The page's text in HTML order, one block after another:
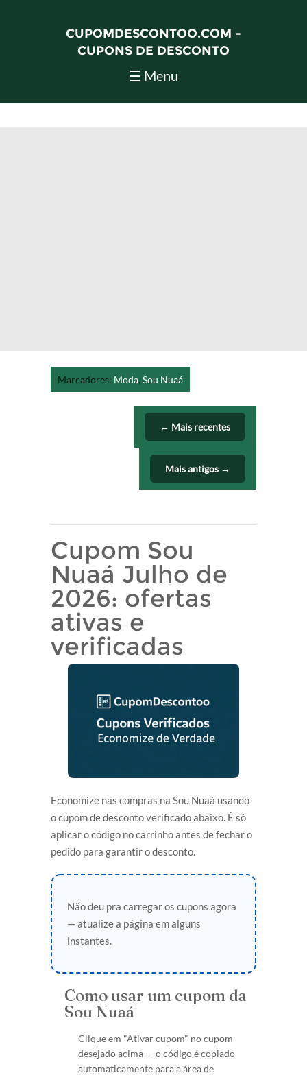
CUPOMDESCONTOO.COM -
CUPONS DE DESCONTO
☰ Menu
Marcadores: Moda, Sou Nuaá
← Mais recentes
Mais antigos →
Cupom Sou
Nuaá Julho de
2026: ofertas
ativas e
verificadas
Economize nas compras na Sou Nuaá usando
o cupom de desconto verificado abaixo. É só
aplicar o código no carrinho antes de fechar o
pedido para garantir o desconto.
Não deu pra carregar os cupons agora
— atualize a página em alguns
instantes.
Como usar um cupom da
Sou Nuaá
Clique em "Ativar cupom" no cupom
desejado acima — o código é copiado
automaticamente para a área de